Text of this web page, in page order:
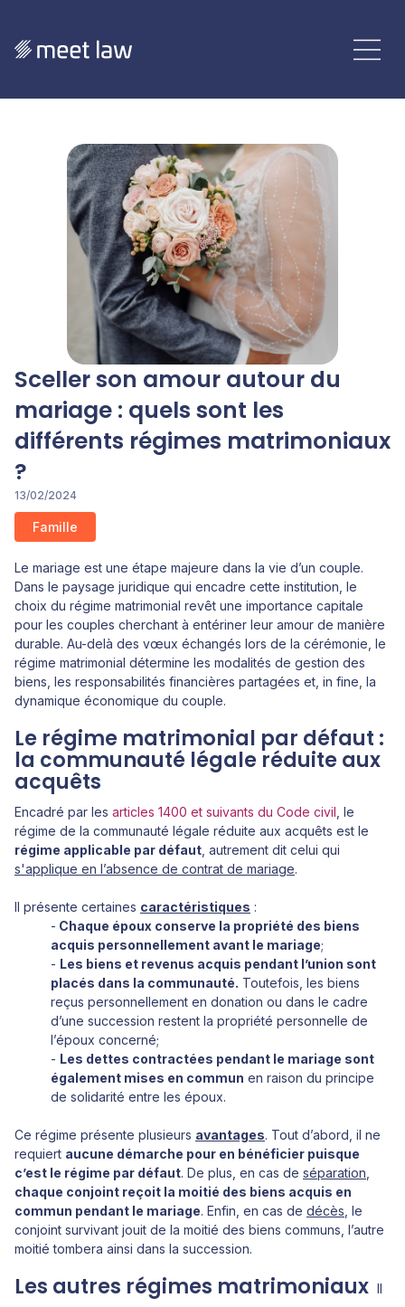
Sceller son amour autour du
mariage : quels sont les
différents régimes matrimoniaux
?
13/02/2024
Famille
Le mariage est une étape majeure dans la vie d’un couple.
Dans le paysage juridique qui encadre cette institution, le
choix du régime matrimonial revêt une importance capitale
pour les couples cherchant à entériner leur amour de manière
durable. Au-delà des vœux échangés lors de la cérémonie, le
régime matrimonial détermine les modalités de gestion des
biens, les responsabilités financières partagées et, in fine, la
dynamique économique du couple.
Le régime matrimonial par défaut :
la communauté légale réduite aux
acquêts
Encadré par les articles 1400 et suivants du Code civil, le
régime de la communauté légale réduite aux acquêts est le
régime applicable par défaut, autrement dit celui qui
s'applique en l’absence de contrat de mariage.
Il présente certaines caractéristiques :
- Chaque époux conserve la propriété des biens
acquis personnellement avant le mariage;
- Les biens et revenus acquis pendant l’union sont
placés dans la communauté. Toutefois, les biens
reçus personnellement en donation ou dans le cadre
d’une succession restent la propriété personnelle de
l’époux concerné;
- Les dettes contractées pendant le mariage sont
également mises en commun en raison du principe
de solidarité entre les époux.
Ce régime présente plusieurs avantages. Tout d’abord, il ne
requiert aucune démarche pour en bénéficier puisque
c’est le régime par défaut. De plus, en cas de séparation,
chaque conjoint reçoit la moitié des biens acquis en
commun pendant le mariage. Enfin, en cas de décès, le
conjoint survivant jouit de la moitié des biens communs, l’autre
moitié tombera ainsi dans la succession.
Les autres régimes matrimoniaux Il